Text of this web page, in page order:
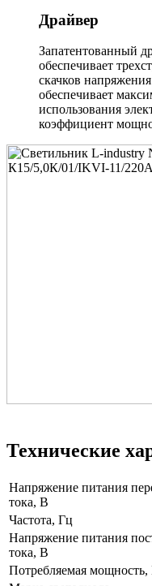
Драйвер
Запатентованный
обеспечивает
скачков
обеспечивает
использования
коэффициент
Технические
Напряжение питания
тока, В
Частота, Гц
Напряжение питания
тока, В
Потребляемая мощность,